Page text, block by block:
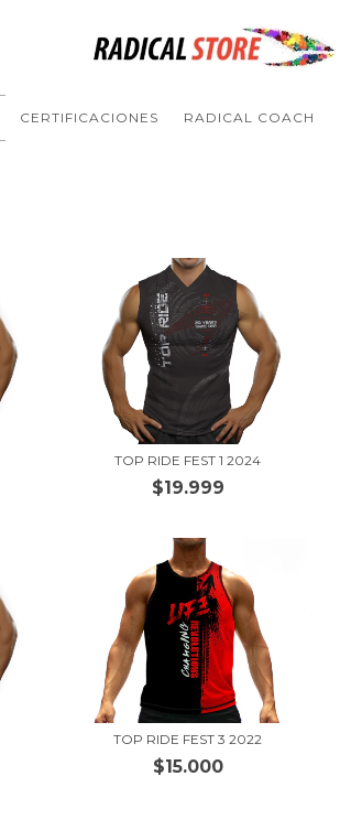
CERTIFICACIONES RADICAL COACH
TOP RIDE FEST 1 2024
$19.999
TOP RIDE FEST 3 2022
$15.000